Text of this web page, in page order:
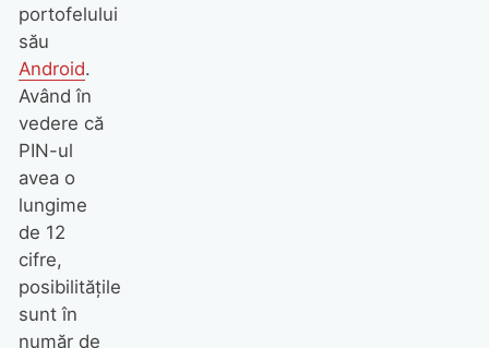
portofelului
său
Android.
Având în
vedere că
PIN-ul
avea o
lungime
de 12
cifre,
posibilitățile
sunt în
număr de